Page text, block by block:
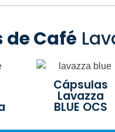
Café
Cápsulas
Lavazza
BLUE OCS